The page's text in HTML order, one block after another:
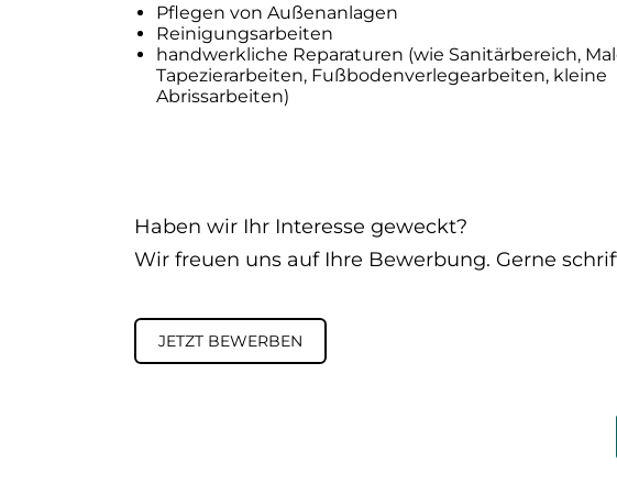
Pflegen von Außenanlagen
Reinigungsarbeiten
handwerkliche Reparaturen (wie Sanitärbereich,
Tapezierarbeiten, Fußbodenverlegearbeiten, kleine
Abrissarbeiten)
Haben wir Ihr Interesse geweckt?
Wir freuen uns auf Ihre Bewerbung. Gerne
JETZT BEWERBEN